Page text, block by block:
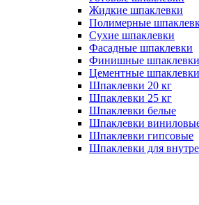
Жидкие шпаклевки
Полимерные
Сухие шпаклевки
Фасадные шпаклевки
Финишные шпаклевки
Цементные шпаклевки
Шпаклевки 20 кг
Шпаклевки 25 кг
Шпаклевки белые
Шпаклевки
Шпаклевки гипсовые
Шпаклевки для